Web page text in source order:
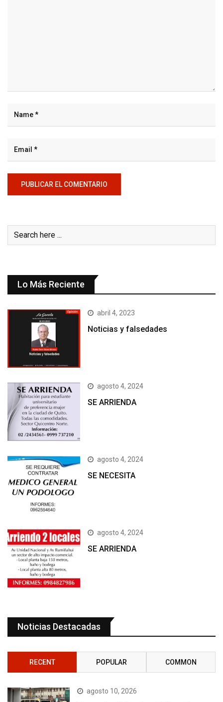
Lo Más Reciente
abril 4, 2023
Noticias y falsedades
agosto 4, 2024
SE ARRIENDA
agosto 4, 2024
SE NECESITA
agosto 4, 2024
SE ARRIENDA
Noticias Destacadas
RECENT POPULAR COMMON
agosto 10, 2026